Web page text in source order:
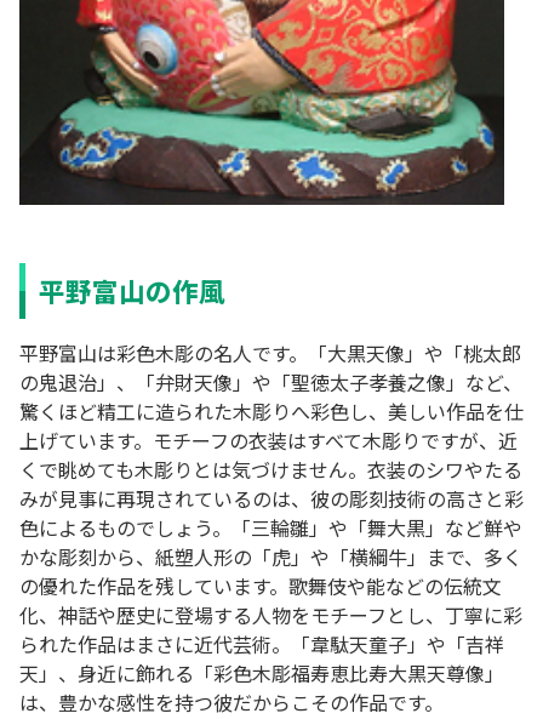
平野富山の作風
平野富山は彩色木彫の名人です。「大黒天像」や「桃太郎
の鬼退治」、「弁財天像」や「聖徳太子孝養之像」など、
驚くほど精工に造られた木彫りへ彩色し、美しい作品を仕
上げています。モチーフの衣装はすべて木彫りですが、近
くで眺めても木彫りとは気づけません。衣装のシワやたる
みが見事に再現されているのは、彼の彫刻技術の高さと彩
色によるものでしょう。「三輪雛」や「舞大黒」など鮮や
かな彫刻から、紙塑人形の「虎」や「横綱牛」まで、多く
の優れた作品を残しています。歌舞伎や能などの伝統文
化、神話や歴史に登場する人物をモチーフとし、丁寧に彩
られた作品はまさに近代芸術。「韋駄天童子」や「吉祥
天」、身近に飾れる「彩色木彫福寿恵比寿大黒天尊像」
は、豊かな感性を持つ彼だからこその作品です。